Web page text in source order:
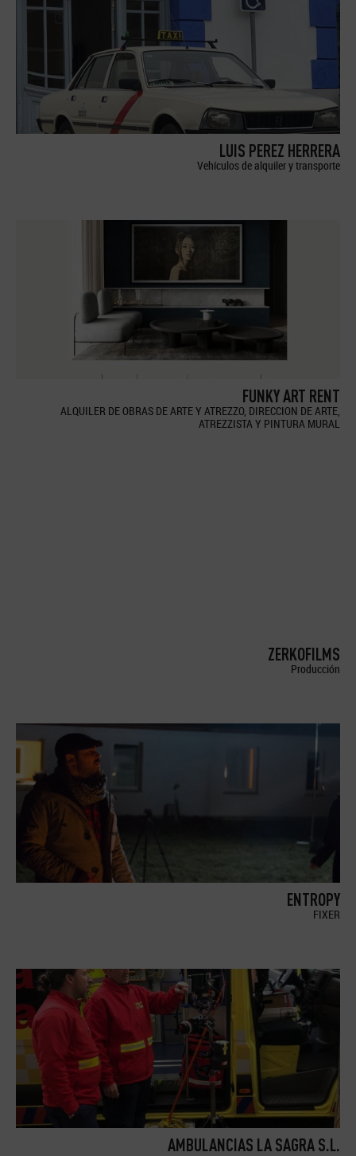
LUIS PEREZ HERRERA
Vehículos de alquiler y transporte
FUNKY ART RENT
ALQUILER DE OBRAS DE ARTE Y ATREZZO, DIRECCION DE ARTE,
ATREZZISTA Y PINTURA MURAL
ZERKOFILMS
Producción
ENTROPY
FIXER
AMBULANCIAS LA SAGRA S.L.